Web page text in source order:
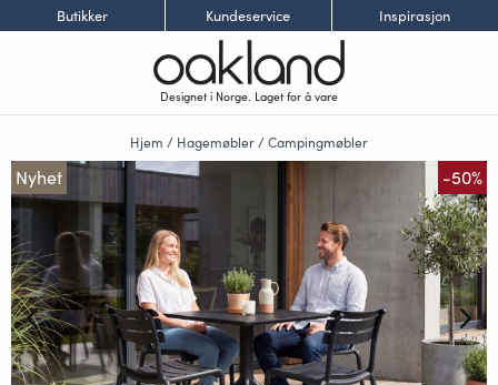
Butikker Kundeservice Inspirasjon
Designet i Norge. Laget for å vare
Hjem / Hagemøbler /Campingmøbler
Nyhet -50%